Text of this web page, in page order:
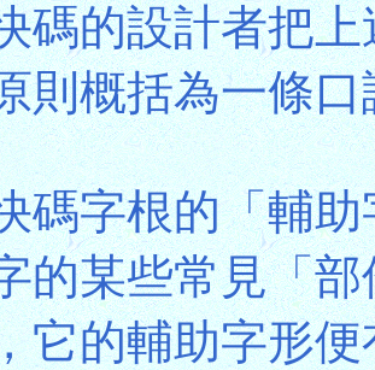
碼的設計者把
則概括為一條
碼字根的「輔
的某些常見「
它的輔助字形